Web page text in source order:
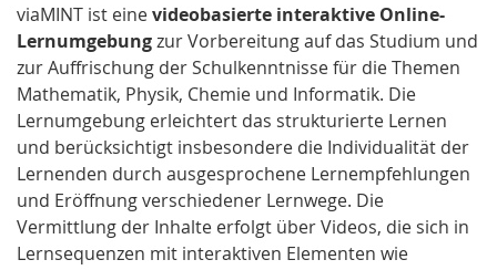
viaMINT ist einevideobasierte interaktive Online-
Lernumgebungzur Vorbereitung auf das Studium und
zur Auffrischung der Schulkenntnisse für die Themen
Mathematik, Physik, Chemie und Informatik. Die
Lernumgebung erleichtert das strukturierte Lernen
und berücksichtigt insbesondere die Individualität der
Lernenden durch ausgesprochene Lernempfehlungen
und Eröffnung verschiedener Lernwege. Die
Vermittlung der Inhalte erfolgt über Videos, die sich in
Lernsequenzen mit interaktiven Elementen wie